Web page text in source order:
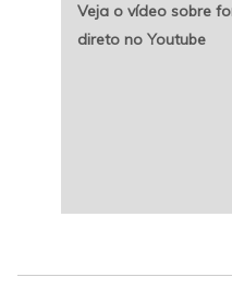
Veja o vídeo sobre
direto no Youtube